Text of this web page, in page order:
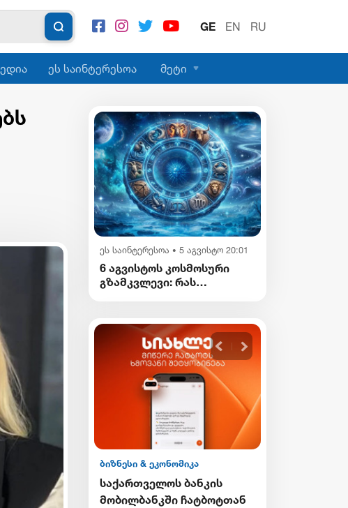
GE EN RU
ეს საინტერესოა მეტი
ეს საინტერესოა • 5 აგვისტო 20:01
6 აგვისტოს კოსმოსური
გზამკვლევი: რას
ბანკის
ჩატბოტთან
ბიზნესი & ეკონომიკა
საქართველოს ბანკის
გზავნილების გათამაშების